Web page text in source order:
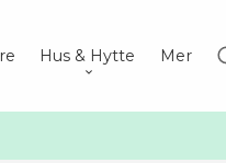
Hus & Hytte Mer